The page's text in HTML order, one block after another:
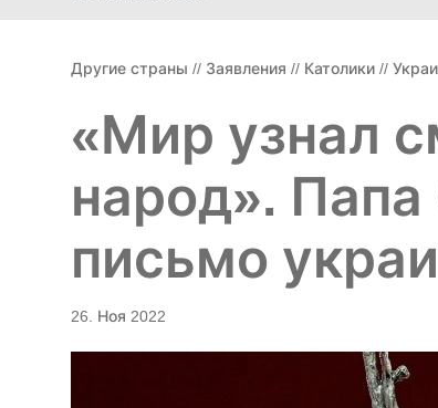
Другие страны // Заявления // Католики //
«Мир узнал
народ».
письмо
26. Ноя 2022